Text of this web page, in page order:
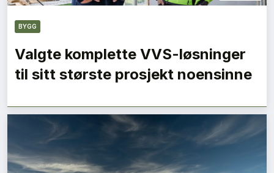
BYGG
Valgte komplette VVS-løsninger
til sitt største prosjekt noensinne